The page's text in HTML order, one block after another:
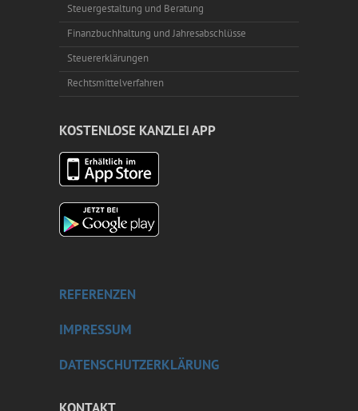
Steuergestaltung und Beratung
Finanzbuchhaltung und Jahresabschlüsse
Steuererklärungen
Rechtsmittelverfahren
KOSTENLOSE KANZLEI APP
REFERENZEN
IMPRESSUM
DATENSCHUTZERKLÄRUNG